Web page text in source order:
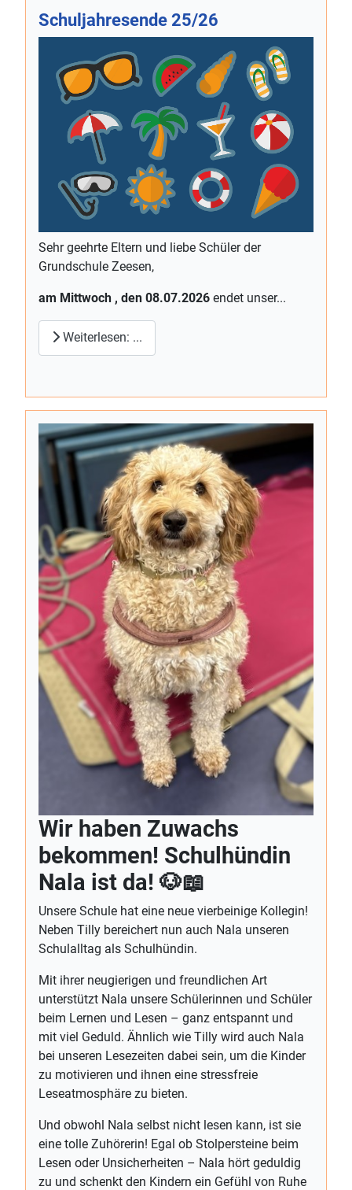
Schuljahresende 25/26
Sehr geehrte Eltern und liebe Schüler der
Grundschule Zeesen,
am Mittwoch , den 08.07.2026 endet unser...
Weiterlesen: ...
Wir haben Zuwachs
bekommen! Schulhündin
Nala ist da! 🐶📖
Unsere Schule hat eine neue vierbeinige Kollegin!
Neben Tilly bereichert nun auch Nala unseren
Schulalltag als Schulhündin.
Mit ihrer neugierigen und freundlichen Art
unterstützt Nala unsere Schülerinnen und Schüler
beim Lernen und Lesen – ganz entspannt und
mit viel Geduld. Ähnlich wie Tilly wird auch Nala
bei unseren Lesezeiten dabei sein, um die Kinder
zu motivieren und ihnen eine stressfreie
Leseatmosphäre zu bieten.
Und obwohl Nala selbst nicht lesen kann, ist sie
eine tolle Zuhörerin! Egal ob Stolpersteine beim
Lesen oder Unsicherheiten – Nala hört geduldig
zu und schenkt den Kindern ein Gefühl von Ruhe